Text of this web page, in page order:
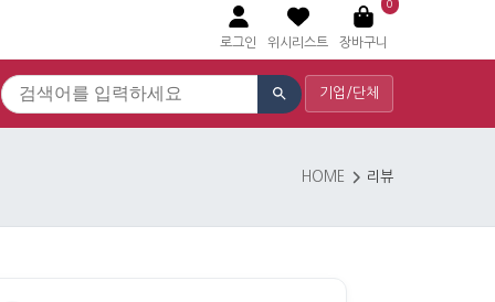
로그인 위시리스트
0
장바구니
기업/단체
HOME 리뷰